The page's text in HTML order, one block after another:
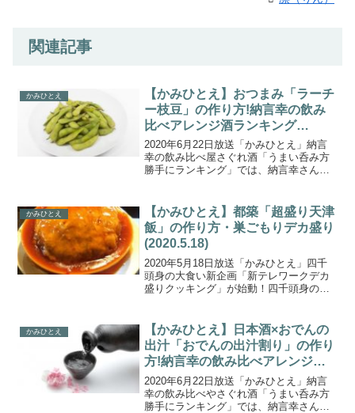
関連記事
かみひとえ
【かみひとえ】おつまみ「ラーチ
ー枝豆」の作り方!納言幸の飲み
比べアレンジ酒ランキング
(2020.6.22)
2020年6月22日放送「かみひとえ」納言
幸の飲み比べ屋さぐれ酒「うまい呑み方
勝手にランキング」では、納言幸さんが
比べて勝手にランキング＆簡単おつまみ
作りもしました...
かみひとえ
【かみひとえ】都築「超盛り天津
飯」の作り方・巣ごもりデカ盛り
(2020.5.18)
2020年5月18日放送「かみひとえ」四千
頭身の大食い新企画「新テレワークデカ
盛りクッキング」が始動！四千頭身のお
を作って食べる！！自宅で簡単に美味し
くする裏ワザ調理法を...
かみひとえ
【かみひとえ】日本酒×おでんの
出汁「おでんの出汁割り」の作り
方!納言幸の飲み比べアレンジ酒
ランキング(2020.6.22)
2020年6月22日放送「かみひとえ」納言
幸の飲み比べやさぐれ酒「うまい呑み方
勝手にランキング」では、納言幸さんが